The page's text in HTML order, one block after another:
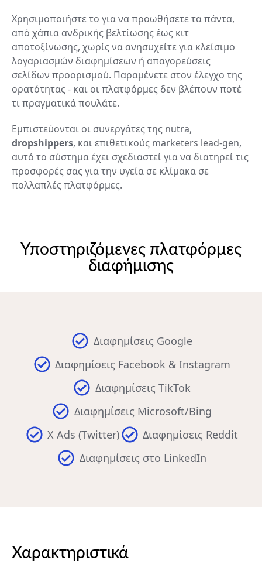
Χρησιμοποιήστε το για να προωθήσετε τα πάντα,
από χάπια ανδρικής βελτίωσης έως κιτ
αποτοξίνωσης, χωρίς να ανησυχείτε για κλείσιμο
λογαριασμών διαφημίσεων ή απαγορεύσεις
σελίδων προορισμού. Παραμένετε στον έλεγχο της
ορατότητας - και οι πλατφόρμες δεν βλέπουν ποτέ
τι πραγματικά πουλάτε.
Εμπιστεύονται οι συνεργάτες της nutra,
dropshippers, και επιθετικούς marketers lead-gen,
αυτό το σύστημα έχει σχεδιαστεί για να διατηρεί τις
προσφορές σας για την υγεία σε κλίμακα σε
πολλαπλές πλατφόρμες.
Υποστηριζόμενες πλατφόρμες
διαφήμισης
Διαφημίσεις Google
Διαφημίσεις Facebook & Instagram
Διαφημίσεις TikTok
Διαφημίσεις Microsoft/Bing
X Ads (Twitter)
Διαφημίσεις Reddit
Διαφημίσεις στο LinkedIn
Χαρακτηριστικά